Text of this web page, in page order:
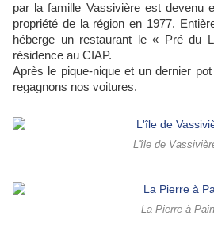
par la famille Vassivière est devenu
propriété de la région en 1977.
héberge un restaurant le « Pré du
résidence au CIAP.
Après le pique-nique et un dernier
regagnons nos voitures.
L'île de
La Pierre à Pain